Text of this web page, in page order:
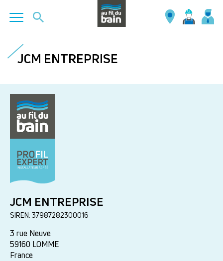
contenuJCM ENTREPRISE
JCM ENTREPRISE
SIREN: 37987282300016
3 rue Neuve
59160 LOMME
France